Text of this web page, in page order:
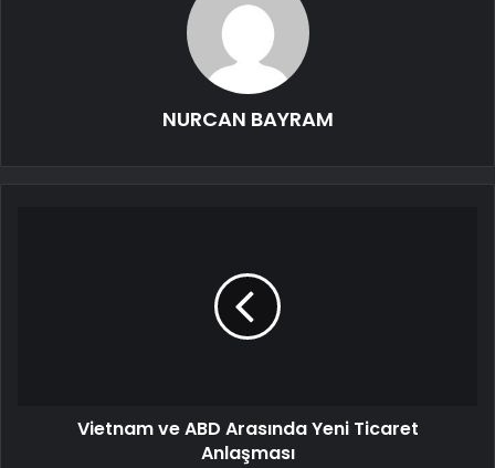
NURCAN BAYRAM
Vietnam ve ABD Arasında Yeni Ticaret
Anlaşması